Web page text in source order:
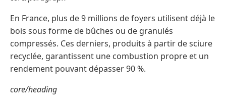
En France, plus de 9 millions de foyers utilisent déjà le
bois sous forme de bûches ou de granulés
compressés. Ces derniers, produits à partir de sciure
recyclée, garantissent une combustion propre et un
rendement pouvant dépasser 90 %.
core/heading